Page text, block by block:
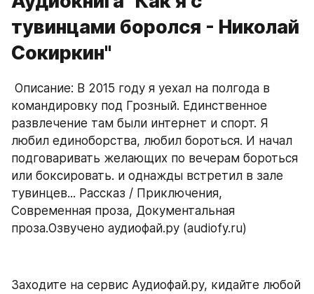
тувинцами боролся - Николай
Сокиркин"
командировку под Грозный. Единственное
развлечение там были интернет и спорт. Я
любил единоборства, любил бороться. И начал
подговаривать желающих по вечерам бороться
или боксировать. и однажды встретил в зале
тувинцев... Рассказ / Приключения,
Современная проза, Документальная
проза.Озвучено аудиофай.ру (audiofy.ru)
Заходите на сервис Аудиофай.ру, кидайте любой